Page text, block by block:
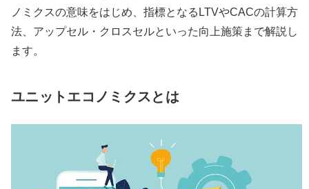
ノミクスの意味をはじめ、指標となるLTVやCACの計算方
法、アップセル・クロスセルといった向上施策まで解説し
ます。
ユニットエコノミクスとは